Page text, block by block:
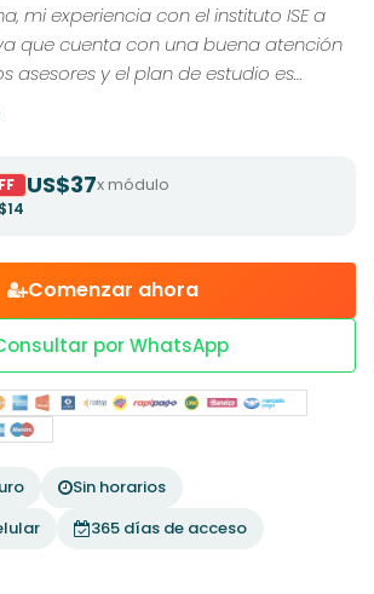
mi experiencia con el instituto ISE a
que cuenta con una buena atención
asesores y el plan de estudio es
US$37x módulo
Comenzar ahora
por WhatsApp
Sin horarios
365 días de acceso